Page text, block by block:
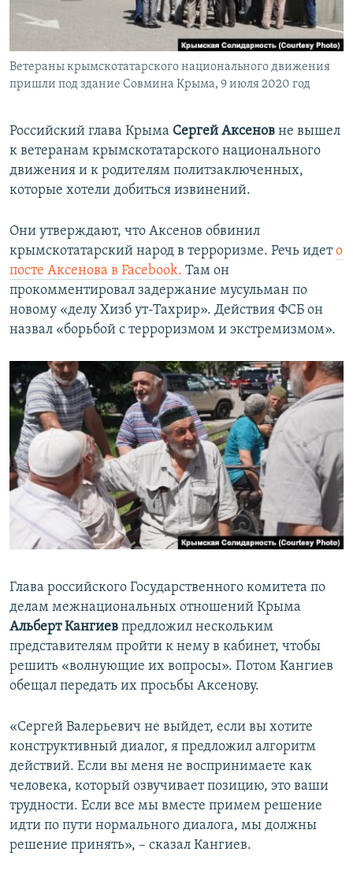
ПОБЕДИТЕЛЕЙ НЕ СУДЯТ?
ELIFBE
ПРИСОЕДИНЯЙТЕСЬ!
Ветераны крымскотатарского национального движения
пришли под здание Совмина Крыма, 9 июля 2020 год
Российский глава Крыма Сергей Аксенов не вышел
к ветеранам крымскотатарского национального
движения и к родителям политзаключенных,
которые хотели добиться извинений.
Они утверждают, что Аксенов обвинил
крымскотатарский народ в терроризме. Речь идето
посте Аксенова в Facebook. Там он
прокомментировал задержание мусульман по
новому «делу Хизб ут-Тахрир». Действия ФСБ он
назвал «борьбой с терроризмом и экстремизмом».
Глава российского Государственного комитета по
делам межнациональных отношений Крыма
Альберт Кангиев предложил нескольким
представителям пройти к нему в кабинет, чтобы
решить «волнующие их вопросы». Потом Кангиев
обещал передать их просьбы Аксенову.
«Сергей Валерьевич не выйдет, если вы хотите
конструктивный диалог, я предложил алгоритм
действий. Если вы меня не воспринимаете как
человека, который озвучивает позицию, это ваши
трудности. Если все мы вместе примем решение
идти по пути нормального диалога, мы должны
решение принять», – сказал Кангиев.